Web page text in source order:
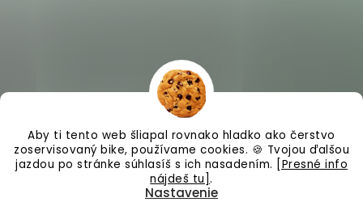
Aby ti tento web šliapal rovnako hladko ako čerstvo
zoservisovaný bike, používame cookies. 🍪 Tvojou ďalšou
jazdou po stránke súhlasíš s ich nasadením. [Presné info
nájdeš tu].
Nastavenie